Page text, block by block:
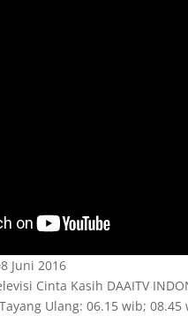
Juni 2016
Cinta Kasih DAAITV
Ulang: 06.15 wib; 08.45